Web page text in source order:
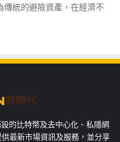
傳統的避險資產，在經濟不
的比特幣及去中心化、私隱網
最新市場資訊及服務，並分享